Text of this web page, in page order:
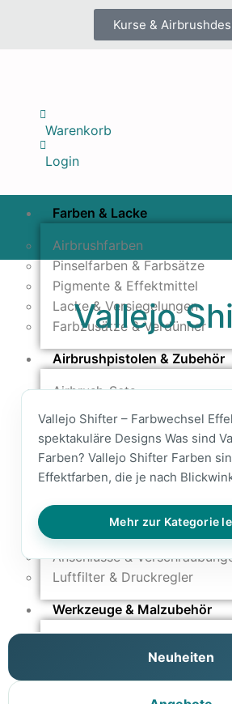
Kurse &
Warenkorb
Login
Farben & Lacke
Airbrushfarben
Pinselfarben & Farbsätze
Pigmente & Effektmittel
Lacke & Versiegelungen
Farbzusätze & Verdünner
Airbrushpistolen & Zubehör
Airbrush-Sets
Airbrush-Pistolen
Düsen & Nadeln
Ersatzteile & Tuning
Kompressoren & Lufttechnik
Kompressoren
Schläuche & Kupplungen
Anschlüsse &
Luftfilter & Druckregler
Werkzeuge & Malzubehör
Pinstriping & Linienführung
Radierer &
Vallejo
Vallejo Shifter – Farbwechsel
spektakuläre Designs Was sind
Farben? Vallejo Shifter Farben
Effektfarben, die je nach
Mehr zur Kategorie
Neuheiten